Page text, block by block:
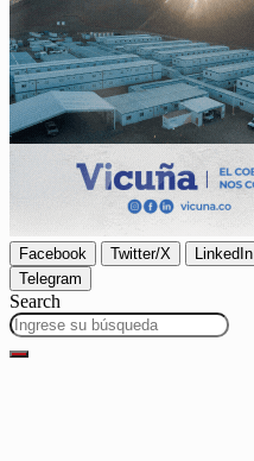
Facebook Twitter/X LinkedIn
Telegram
Search